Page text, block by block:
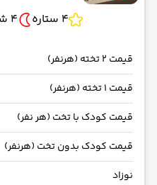
4 ستاره
4 شب
قیمت 2 تخته (هرنفر)
قیمت 1 تخته (هرنفر)
قیمت کودک با تخت (هر نفر)
قیمت کودک بدون تخت (هرنفر)
نوزاد